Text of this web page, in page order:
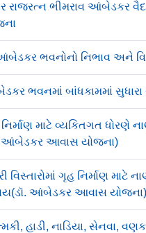
રાજરત્ન ભીમરાવ આંબેડકર
ભવનોનો નિભાવ અને
ભવનમાં બાંધકામમાં સુધારા
માટે વ્યકિતગત ધોરણે
આંબેડકર આવાસ યોજના)
વિસ્તારોમાં ગૃહ નિર્માણ માટે
આંબેડકર આવાસ યોજના)
હાડી, નાડિયા, સેનવા,